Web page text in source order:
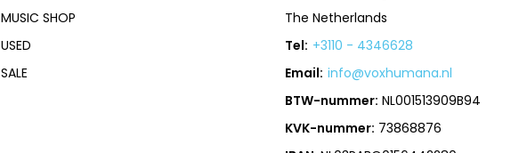
MUSIC SHOP
USED
SALE
The Netherlands
Tel: +3110 - 4346628
Email: info@voxhumana.nl
BTW-nummer: NL001513909B94
KVK-nummer: 73868876